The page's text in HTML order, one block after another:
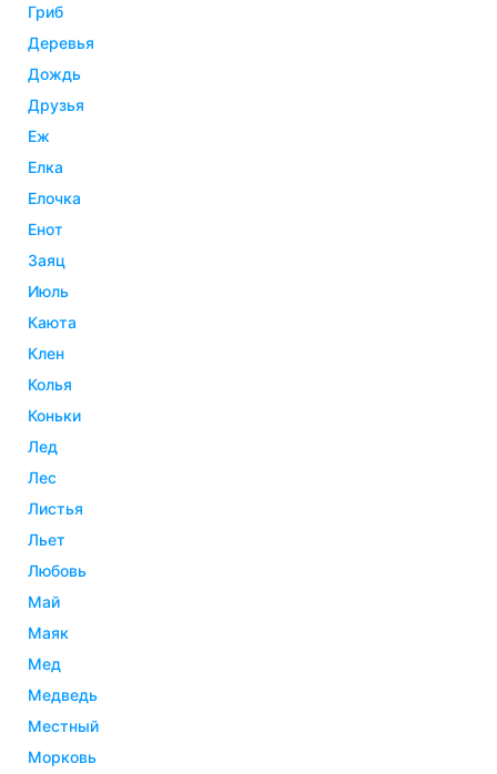
гриб
деревья
дождь
друзья
еж
елка
елочка
енот
заяц
июль
каюта
клен
колья
коньки
лед
лес
листья
льет
любовь
май
маяк
мед
медведь
местный
морковь